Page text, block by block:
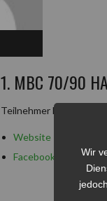
1. MBC 70/90
Teilnehmer Bundesliga
Website
Facebook
Wir